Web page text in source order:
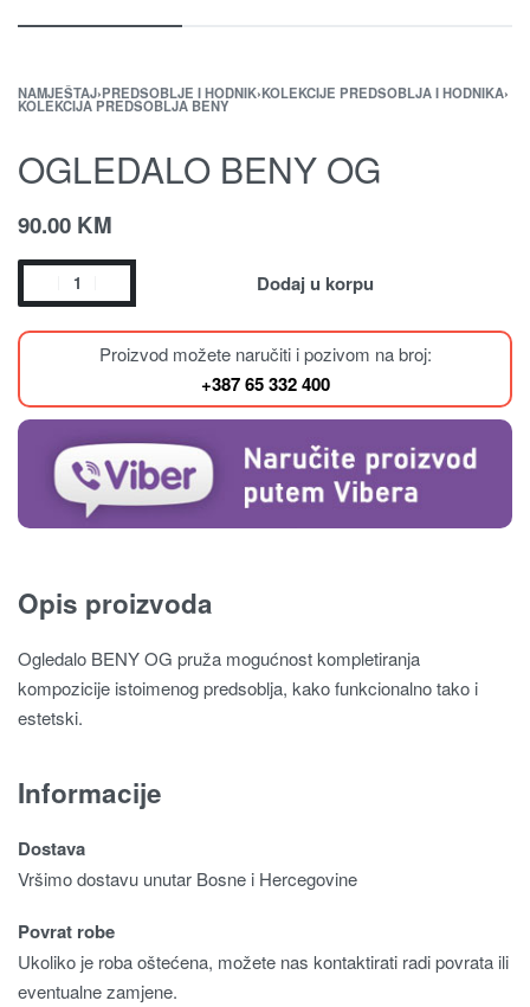
NAMJEŠTAJ›PREDSOBLJE I HODNIK›KOLEKCIJE PREDSOBLJA I HODNIKA›
KOLEKCIJA PREDSOBLJA BENY
OGLEDALO BENY OG
90.00 KM
Dodaj u korpu
Proizvod možete naručiti i pozivom na broj:
+387 65 332 400
Opis proizvoda
Ogledalo BENY OG pruža mogućnost kompletiranja
kompozicije istoimenog predsoblja, kako funkcionalno tako i
estetski.
Informacije
Dostava
Vršimo dostavu unutar Bosne i Hercegovine
Povrat robe
Ukoliko je roba oštećena, možete nas kontaktirati radi povrata ili
eventualne zamjene.